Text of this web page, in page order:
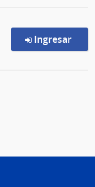
Ingresar